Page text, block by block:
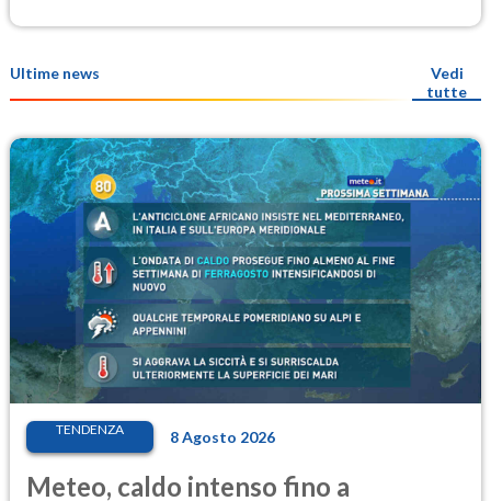
Ultime news
Vedi
tutte
TENDENZA 8 Agosto 2026
Meteo, caldo intenso fino a